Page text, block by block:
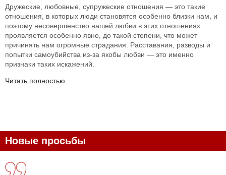
Дружеские, любовные, супружеские отношения — это такие
отношения, в которых люди становятся особенно близки нам, и
поэтому несовершенство нашей любви в этих отношениях
проявляется особенно явно, до такой степени, что может
причинять нам огромные страдания. Расставания, разводы и
попытки самоубийства из-за якобы любви — это именно
признаки таких искажений.
Читать полностью
Новые просьбы